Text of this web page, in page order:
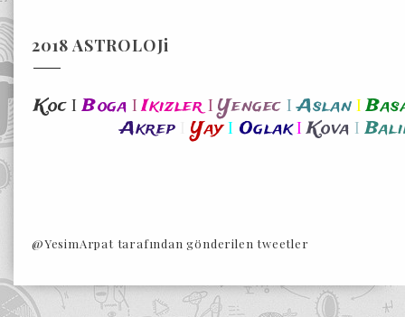
2018 ASTROLOJi
Koc I Boga I Ikizler I Yengec I Aslan I
Akrep
Yay I Oglak I Kova I
@YesimArpat tarafından gönderilen tweetler